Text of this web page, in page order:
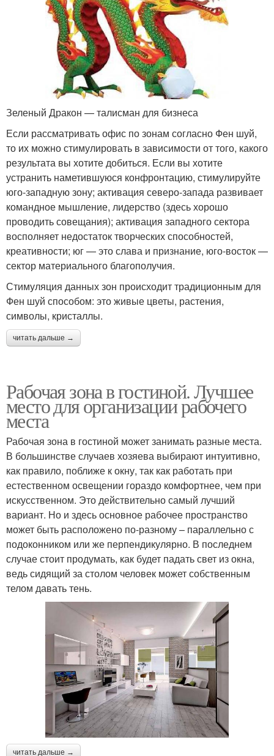
Зеленый Дракон — талисман для бизнеса
Если рассматривать офис по зонам согласно Фен шуй,
то их можно стимулировать в зависимости от того, какого
результата вы хотите добиться. Если вы хотите
устранить наметившуюся конфронтацию, стимулируйте
юго-западную зону; активация северо-запада развивает
командное мышление, лидерство (здесь хорошо
проводить совещания); активация западного сектора
восполняет недостаток творческих способностей,
креативности; юг — это слава и признание, юго-восток —
сектор материального благополучия.
Стимуляция данных зон происходит традиционным для
Фен шуй способом: это живые цветы, растения,
символы, кристаллы.
читать дальше →
Рабочая зона в гостиной. Лучшее
место для организации рабочего
места
Рабочая зона в гостиной может занимать разные места.
В большинстве случаев хозяева выбирают интуитивно,
как правило, поближе к окну, так как работать при
естественном освещении гораздо комфортнее, чем при
искусственном. Это действительно самый лучший
вариант. Но и здесь основное рабочее пространство
может быть расположено по-разному – параллельно с
подоконником или же перпендикулярно. В последнем
случае стоит продумать, как будет падать свет из окна,
ведь сидящий за столом человек может собственным
телом давать тень.
читать дальше →